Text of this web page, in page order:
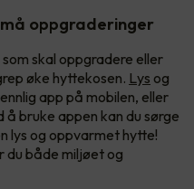
oppgraderinger
skal oppgradere eller
øke hyttekosen. Lys og
app på mobilen, eller
bruke appen kan du sørge
lys og oppvarmet hytte!
du både miljøet og